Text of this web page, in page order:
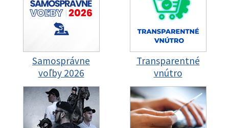
Samosprávne
voľby 2026
Transparentné
vnútro